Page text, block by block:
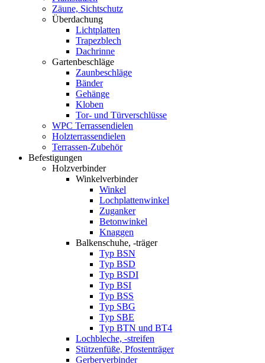
Zäune, Sichtschutz
Überdachung
Lichtplatten
Trapezblech
Dachrinne
Gartenbeschläge
Zaunbeschläge
Bänder
Gehänge
Kloben
Tor- und Türverschlüsse
WPC Terrassendielen
Holzterrassendielen
Terrassen-Zubehör
Befestigungen
Holzverbinder
Winkelverbinder
Winkel
Lochplattenwinkel
Zuganker
Betonwinkel
Knaggen
Balkenschuhe, -träger
Typ BSN
Typ BSD
Typ BSDI
Typ BSI
Typ BSS
Typ SBG
Typ SBE
Typ BTN und BT4
Lochbleche, -streifen
Stützenfüße, Pfostenträger
Gerberverbinder